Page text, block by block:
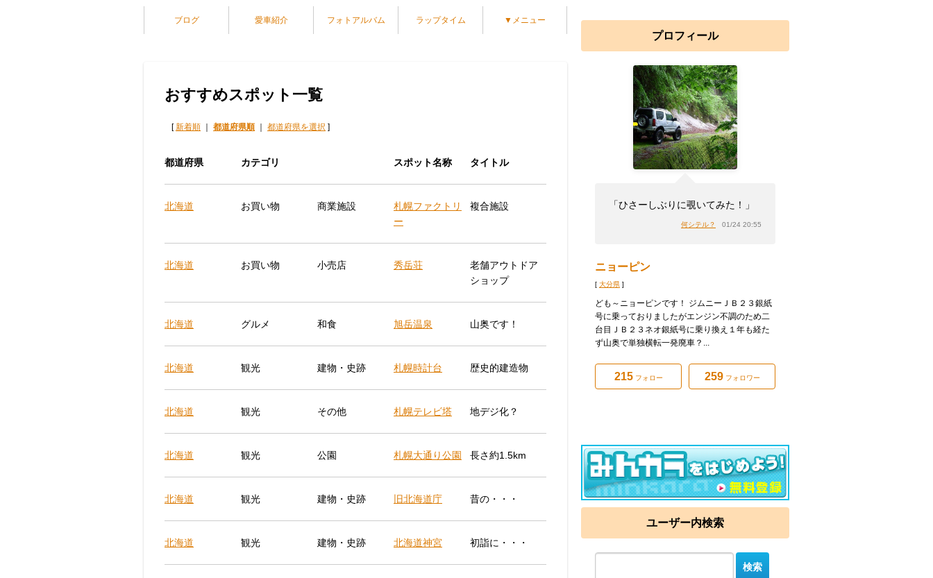
ブログ 愛車紹介 フォトアルバム ラップタイム ▼メニュー
おすすめスポット一覧
[新着順 都道府県順 都道府県を選択 ]
都道府県 カテゴリ スポット名称 タイトル
北海道 お買い物 商業施設
札幌ファクトリ
ー
複合施設
北海道 お買い物 小売店 秀岳荘
老舗アウトドア
ショップ
北海道 グルメ 和食 旭岳温泉 山奥です！
北海道 観光 建物・史跡 札幌時計台 歴史的建造物
北海道 観光 その他 札幌テレビ塔 地デジ化？
北海道 観光 公園 札幌大通り公園 長さ約1.5km
北海道 観光 建物・史跡 旧北海道庁 昔の・・・
北海道 観光 建物・史跡 北海道神宮 初詣に・・・
プロフィール
「ひさーしぶりに覗いてみた！」
何シテル？ 01/24 20:55
ニョーピン
[ 大分県 ]
ども～ニョーピンです！ ジムニーＪＢ２３銀紙
号に乗っておりましたがエンジン不調のため二
台目ＪＢ２３ネオ銀紙号に乗り換え１年も経た
ず山奥で単独横転一発廃車？...
215フォロー 259フォロワー
ユーザー内検索